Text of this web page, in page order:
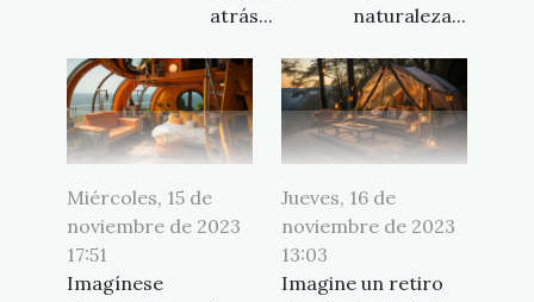
atrás...
naturaleza...
Miércoles, 15 de
noviembre de 2023
17:51
Imagínese
Jueves, 16 de
noviembre de 2023
13:03
Imagine un retiro